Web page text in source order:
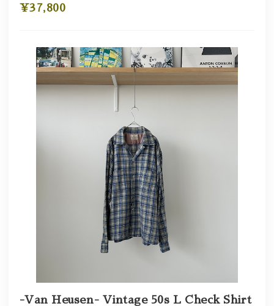
¥37,800
-Van Heusen- Vintage 50s L Check Shirt